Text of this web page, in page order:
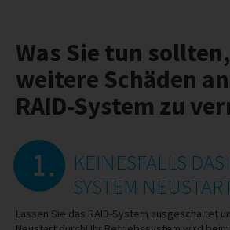
Was Sie tun
weitere Schäden
RAID-System zu
KEINESFALLS
SYSTEM
Lassen Sie das RAID-System ausgeschaltet